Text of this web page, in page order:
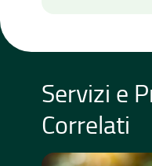
Servizi e
Correlati